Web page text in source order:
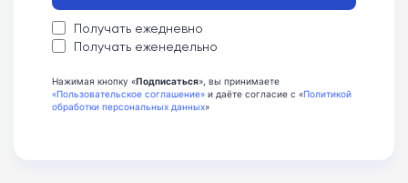
Получать ежедневно
Получать еженедельно
Нажимая кнопку «Подписаться», вы принимаете
«Пользовательское соглашение» и даёте согласие с «Политикой
обработки персональных данных»